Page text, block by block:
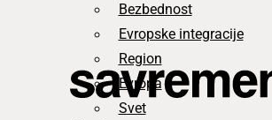
Bezbednost
Evropske integracije
Region
Evropa
Svet